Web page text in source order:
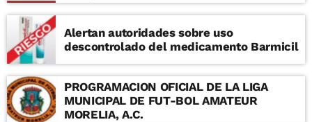
Alertan autoridades sobre uso
descontrolado del medicamento Barmicil
PROGRAMACION OFICIAL DE LA LIGA
MUNICIPAL DE FUT-BOL AMATEUR
MORELIA, A.C.